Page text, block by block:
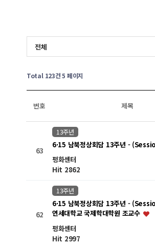
전체
Total 123건5 페이지
번호 제목
63
13주년
6·15 남북정상회담 13주년 -
평화센터
Hit 2862
62
13주년
6·15 남북정상회담 13주년 -
연세대학교 국제학대학원 조교수
평화센터
Hit 2997